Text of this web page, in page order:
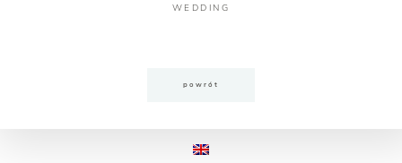
WEDDING
powrót